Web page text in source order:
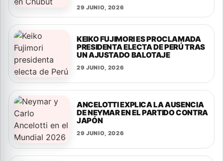
29 JUNIO, 2026
KEIKO FUJIMORI ES PROCLAMADA
PRESIDENTA ELECTA DE PERÚ TRAS
UN AJUSTADO BALOTAJE
29 JUNIO, 2026
ANCELOTTI EXPLICA LA AUSENCIA
DE NEYMAR EN EL PARTIDO CONTRA
JAPÓN
29 JUNIO, 2026